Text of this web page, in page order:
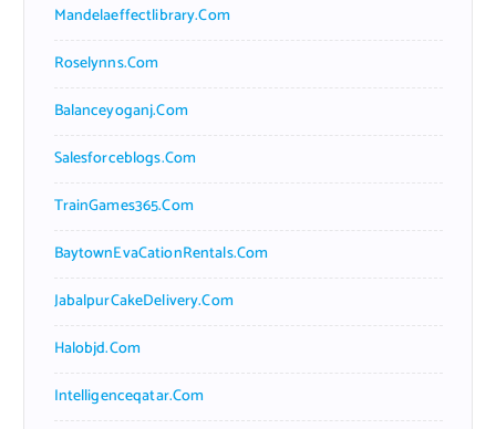
Mandelaeffectlibrary.com
Roselynns.com
Balanceyoganj.com
Salesforceblogs.com
TrainGames365.com
BaytownEvaCationRentals.com
JabalpurCakeDelivery.com
Halobjd.com
Intelligenceqatar.com